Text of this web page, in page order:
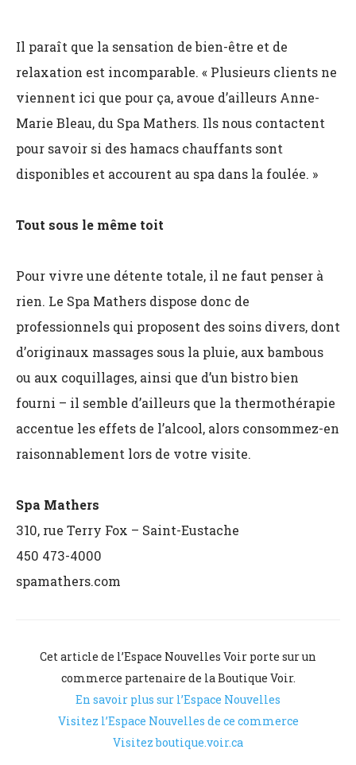
Il paraît que la sensation de bien-être et de
relaxation est incomparable. « Plusieurs clients ne
viennent ici que pour ça, avoue d’ailleurs Anne-
Marie Bleau, du Spa Mathers. Ils nous contactent
pour savoir si des hamacs chauffants sont
disponibles et accourent au spa dans la foulée. »
Tout sous le même toit
Pour vivre une détente totale, il ne faut penser à
rien. Le Spa Mathers dispose donc de
professionnels qui proposent des soins divers, dont
d’originaux massages sous la pluie, aux bambous
ou aux coquillages, ainsi que d’un bistro bien
fourni – il semble d’ailleurs que la thermothérapie
accentue les effets de l’alcool, alors consommez-en
raisonnablement lors de votre visite.
Spa Mathers
310, rue Terry Fox – Saint-Eustache
450 473-4000
spamathers.com
Cet article de l’Espace Nouvelles Voir porte sur un
commerce partenaire de la Boutique Voir.
En savoir plus sur l’Espace Nouvelles
Visitez l’Espace Nouvelles de ce commerce
Visitez boutique.voir.ca